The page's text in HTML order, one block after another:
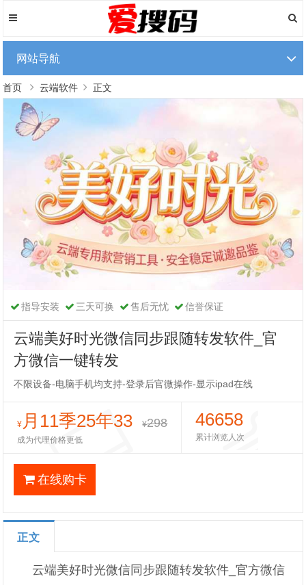
网站导航
首页 云端软件 正文
指导安装 三天可换 售后无忧 信誉保证
云端美好时光微信同步跟随转发软件_官
方微信一键转发
不限设备-电脑手机均支持-登录后官微操作-显示ipad在线
¥ 月11季25年33 ¥298
成为代理价格更低
46658
累计浏览人次
在线购卡
正文
云端美好时光微信同步跟随转发软件_官方微信